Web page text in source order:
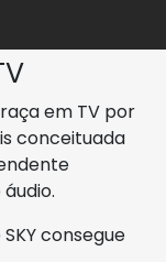
em TV por
conceituada
consegue